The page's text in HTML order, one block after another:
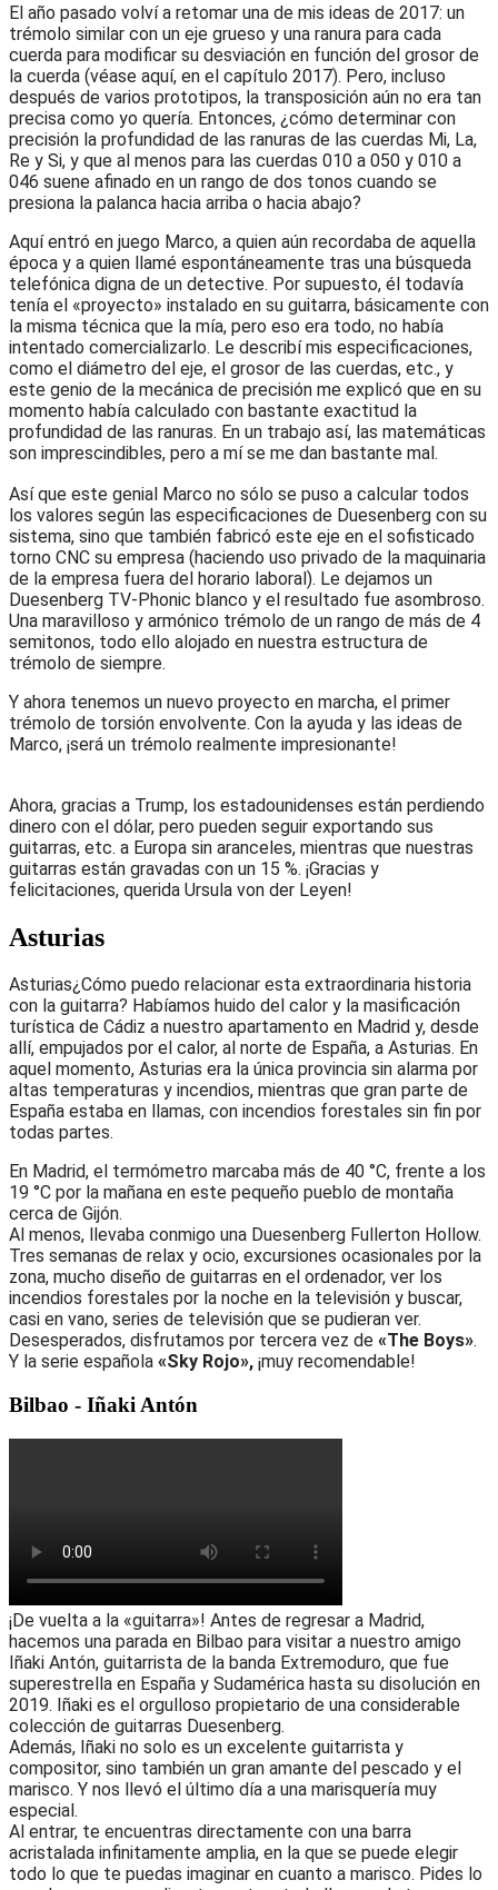
El año pasado volví a retomar una de mis ideas de 2017: un
trémolo similar con un eje grueso y una ranura para cada
cuerda para modificar su desviación en función del grosor de
la cuerda (véase aquí, en el capítulo 2017). Pero, incluso
después de varios prototipos, la transposición aún no era tan
precisa como yo quería. Entonces, ¿cómo determinar con
precisión la profundidad de las ranuras de las cuerdas Mi, La,
Re y Si, y que al menos para las cuerdas 010 a 050 y 010 a
046 suene afinado en un rango de dos tonos cuando se
presiona la palanca hacia arriba o hacia abajo?
Aquí entró en juego Marco, a quien aún recordaba de aquella
época y a quien llamé espontáneamente tras una búsqueda
telefónica digna de un detective. Por supuesto, él todavía
tenía el «proyecto» instalado en su guitarra, básicamente con
la misma técnica que la mía, pero eso era todo, no había
intentado comercializarlo. Le describí mis especificaciones,
como el diámetro del eje, el grosor de las cuerdas, etc., y
este genio de la mecánica de precisión me explicó que en su
momento había calculado con bastante exactitud la
profundidad de las ranuras. En un trabajo así, las matemáticas
son imprescindibles, pero a mí se me dan bastante mal.
Así que este genial Marco no sólo se puso a calcular todos
los valores según las especificaciones de Duesenberg con su
sistema, sino que también fabricó este eje en el sofisticado
torno CNC su empresa (haciendo uso privado de la maquinaria
de la empresa fuera del horario laboral). Le dejamos un
Duesenberg TV-Phonic blanco y el resultado fue asombroso.
Una maravilloso y armónico trémolo de un rango de más de 4
semitonos, todo ello alojado en nuestra estructura de
trémolo de siempre.
Y ahora tenemos un nuevo proyecto en marcha, el primer
trémolo de torsión envolvente. Con la ayuda y las ideas de
Marco, ¡será un trémolo realmente impresionante!
Ahora, gracias a Trump, los estadounidenses están perdiendo
dinero con el dólar, pero pueden seguir exportando sus
guitarras, etc. a Europa sin aranceles, mientras que nuestras
guitarras están gravadas con un 15 %. ¡Gracias y
felicitaciones, querida Ursula von der Leyen!
Asturias
Asturias¿Cómo puedo relacionar esta extraordinaria historia
con la guitarra? Habíamos huido del calor y la masificación
turística de Cádiz a nuestro apartamento en Madrid y, desde
allí, empujados por el calor, al norte de España, a Asturias. En
aquel momento, Asturias era la única provincia sin alarma por
altas temperaturas y incendios, mientras que gran parte de
España estaba en llamas, con incendios forestales sin fin por
todas partes.
En Madrid, el termómetro marcaba más de 40 °C, frente a los
19 °C por la mañana en este pequeño pueblo de montaña
cerca de Gijón.
Al menos, llevaba conmigo una Duesenberg Fullerton Hollow.
Tres semanas de relax y ocio, excursiones ocasionales por la
zona, mucho diseño de guitarras en el ordenador, ver los
incendios forestales por la noche en la televisión y buscar,
casi en vano, series de televisión que se pudieran ver.
Desesperados, disfrutamos por tercera vez de «The Boys».
Y la serie española «Sky Rojo», ¡muy recomendable!
Bilbao - Iñaki Antón
¡De vuelta a la «guitarra»! Antes de regresar a Madrid,
hacemos una parada en Bilbao para visitar a nuestro amigo
Iñaki Antón, guitarrista de la banda Extremoduro, que fue
superestrella en España y Sudamérica hasta su disolución en
2019. Iñaki es el orgulloso propietario de una considerable
colección de guitarras Duesenberg.
Además, Iñaki no solo es un excelente guitarrista y
compositor, sino también un gran amante del pescado y el
marisco. Y nos llevó el último día a una marisquería muy
especial.
Al entrar, te encuentras directamente con una barra
acristalada infinitamente amplia, en la que se puede elegir
todo lo que te puedas imaginar en cuanto a marisco. Pides lo